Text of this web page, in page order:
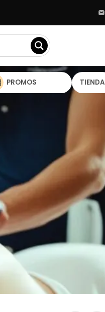
PROMOS TIENDA